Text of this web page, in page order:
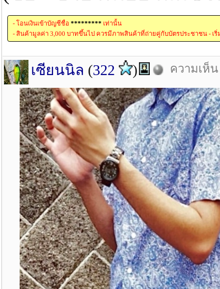
- โอนเงินเข้าบัญชีชื่อ ********* เท่านั้น
- สินค้ามูลค่า 3,000 บาทขึ้นไป ควรมีภาพสินค้าที่ถ่ายคู่กับบัตรประชาชน - เริ่
เซียนนิล (322 ) ความเห็น